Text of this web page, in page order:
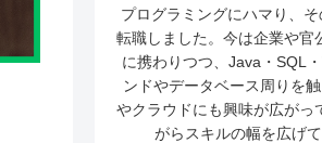
プログラミングにハマり、
転職しました。今は企業や官
に携わりつつ、Java・SQL
ンドやデータベース周りを
やクラウドにも興味が広がっ
がらスキルの幅を広げ